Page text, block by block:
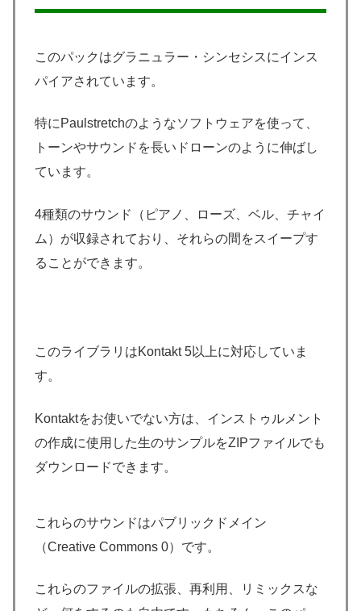
このパックはグラニュラー・シンセシスにインス
パイアされています。
特にPaulstretchのようなソフトウェアを使って、
トーンやサウンドを長いドローンのように伸ばし
ています。
4種類のサウンド（ピアノ、ローズ、ベル、チャイ
ム）が収録されており、それらの間をスイープす
ることができます。
このライブラリはKontakt 5以上に対応していま
す。
Kontaktをお使いでない方は、インストゥルメント
の作成に使用した生のサンプルをZIPファイルでも
ダウンロードできます。
これらのサウンドはパブリックドメイン
（Creative Commons 0）です。
これらのファイルの拡張、再利用、リミックスな